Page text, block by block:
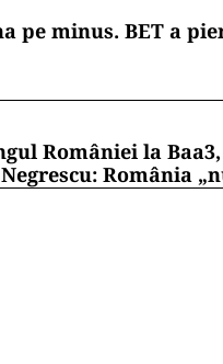
pe minus. BET a
României la
România